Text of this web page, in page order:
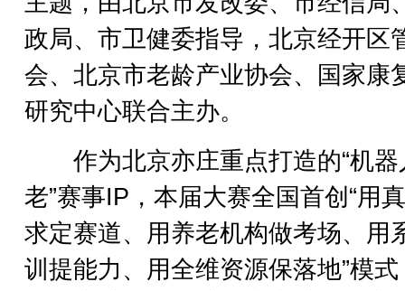
政局、市卫健委指导，北京经开区
会、北京市老龄产业协会、国家康
研究中心联合主办。
作为北京亦庄重点打造的“机器
老”赛事IP，本届大赛全国首创“用
求定赛道、用养老机构做考场、用
训提能力、用全维资源保落地”模